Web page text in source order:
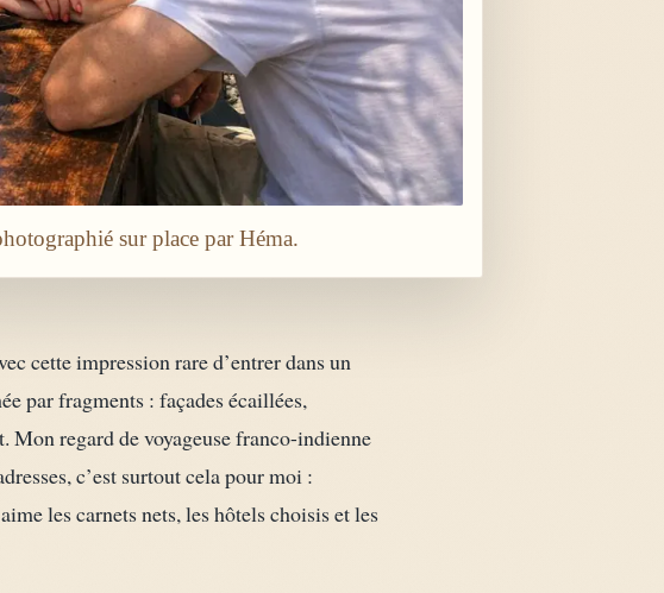
sur place par Héma.
cette impression rare d’entrer dans un
par fragments : façades écaillées,
Mon regard de voyageuse franco-indienne
c’est surtout cela pour moi :
les carnets nets, les hôtels choisis et les